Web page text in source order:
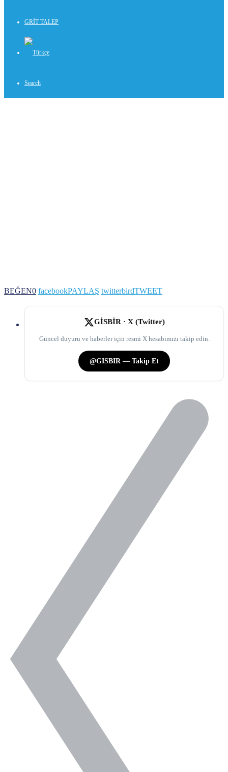
GRİT TALEP
Search
BEĞEN0 facebookPAYLAŞ twitterbirdTWEET
GİSBİR · X (Twitter)
Güncel duyuru ve haberler için resmi X hesabımızı takip edin.
@GISBIR — Takip Et